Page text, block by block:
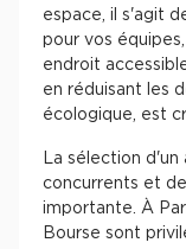
espace, il s'agit
pour vos
endroit
en réduisant les
écologique, est
La sélection
concurrents et
importante. À
Bourse sont